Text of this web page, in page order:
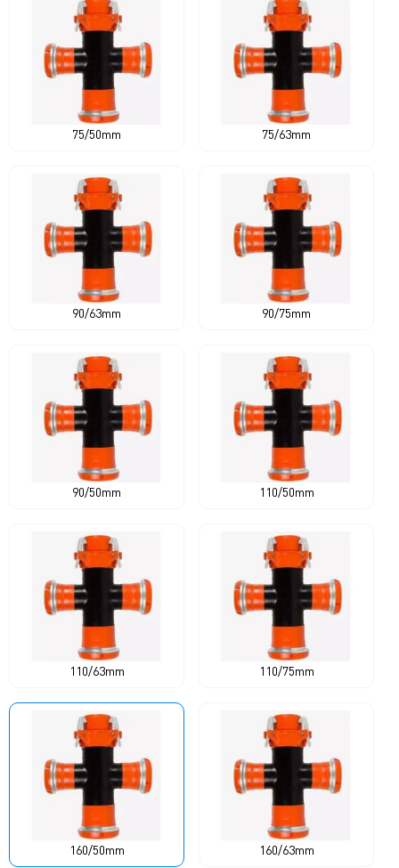
75/50mm 75/63mm
90/63mm 90/75mm
90/50mm 110/50mm
110/63mm 110/75mm
160/50mm 160/63mm